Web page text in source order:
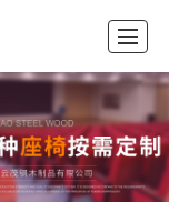
留言反馈